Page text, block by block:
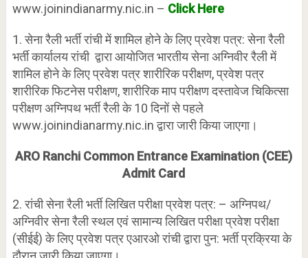
www.joinindianarmy.nic.in – Click Here
1. सेना रैली भर्ती रांची में शामिल होने के लिए प्रवेश पत्र: सेना रैली
भर्ती कार्यालय रांची द्वारा आयोजित भारतीय सेना अग्निवीर रैली में
शामिल होने के लिए प्रवेश पत्र शारीरिक परीक्षण, प्रवेश पत्र
शारीरिक फिटनेस परीक्षण, शारीरिक माप परीक्षण दस्तावेज चिकित्सा
परीक्षण अग्निपथ भर्ती रैली के 10 दिनों से पहले
www.joinindianarmy.nic.in द्वारा जारी किया जाएगा।
ARO Ranchi Common Entrance Examination (CEE)
Admit Card
2. रांची सेना रैली भर्ती लिखित परीक्षा प्रवेश पत्र: – अग्निपथ/
अग्निवीर सेना रैली स्थल एवं सामान्य लिखित परीक्षा प्रवेश परीक्षा
(सीईई) के लिए प्रवेश पत्र एआरओ रांची द्वारा पुन: भर्ती प्रक्रिया के